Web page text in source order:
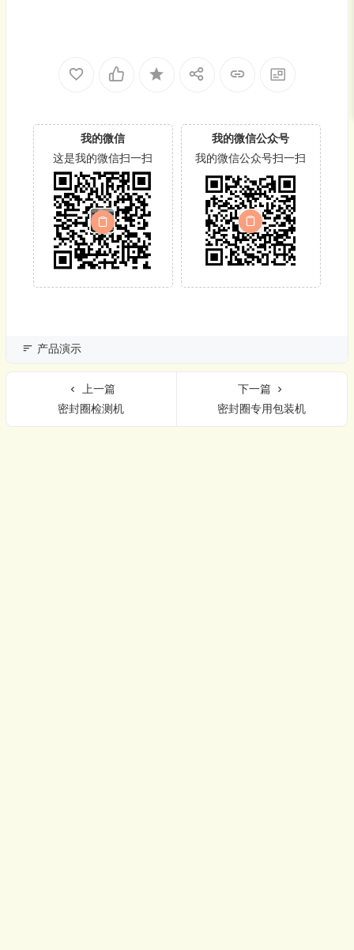
我的微信
这是我的微信扫一扫
我的微信公众号
我的微信公众号扫一扫
产品演示
上一篇
密封圈检测机
下一篇
密封圈专用包装机